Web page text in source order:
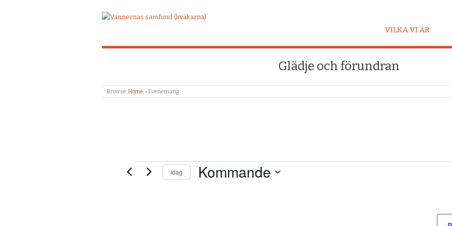
VILKA VI ÄR
Glädje och förundran
Browse:Home » Evenemang
Evenemang
Idag Kommande